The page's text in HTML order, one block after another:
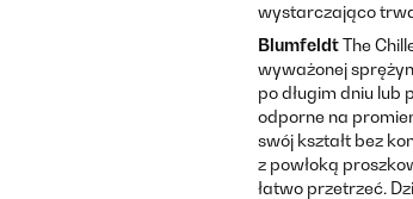
wystarczająco
BlumfeldtThe
wyważonej
po długim dniu lub
odporne na
swój kształt bez
z powłoką
łatwo przetrzeć.